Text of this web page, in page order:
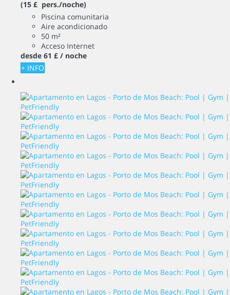
(15 £ pers./noche)
Piscina comunitaria
Aire acondicionado
50 m²
Acceso Internet
desde 61 £ / noche
+ INFO